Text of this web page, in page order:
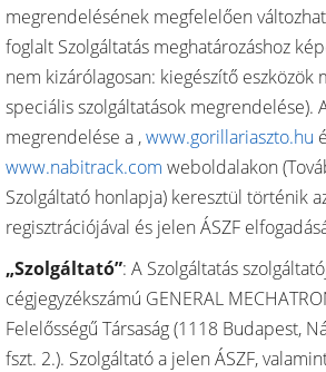
megrendelésének megfelelően
foglalt Szolgáltatás meghatározáshoz
nem kizárólagosan: kiegészítő eszközök
speciális szolgáltatások megrendelése).
megrendelése a ,www.gorillariaszto.hu
www.nabitrack.com weboldalakon
Szolgáltató honlapja) keresztül történik
regisztrációjával és jelen ÁSZF
„Szolgáltató”: A Szolgáltatás
cégjegyzékszámú GENERAL
Felelősségű Társaság (1118 Budapest,
fszt. 2.). Szolgáltató a jelen ÁSZF,